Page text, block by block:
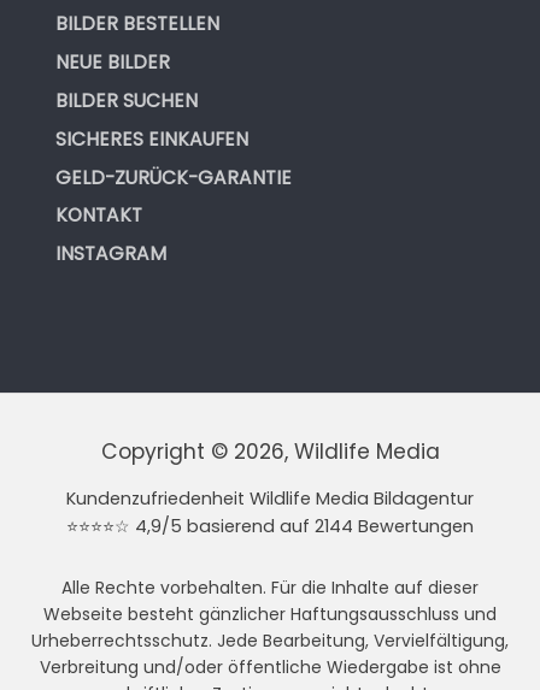
BILDER BESTELLEN
NEUE BILDER
BILDER SUCHEN
SICHERES EINKAUFEN
GELD-ZURÜCK-GARANTIE
KONTAKT
INSTAGRAM
Copyright © 2026, Wildlife Media
Kundenzufriedenheit Wildlife Media Bildagentur
⭐⭐⭐⭐☆ 4,9/5 basierend auf 2144 Bewertungen
Alle Rechte vorbehalten. Für die Inhalte auf dieser
Webseite besteht gänzlicher Haftungsausschluss und
Urheberrechtsschutz. Jede Bearbeitung, Vervielfältigung,
Verbreitung und/oder öffentliche Wiedergabe ist ohne